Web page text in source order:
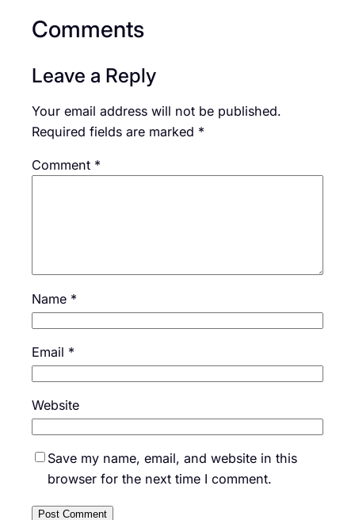
Comments
Leave a Reply
Your email address will not be published.
Required fields are marked *
Comment *
Name *
Email *
Website
Save my name, email, and website in this
browser for the next time I comment.